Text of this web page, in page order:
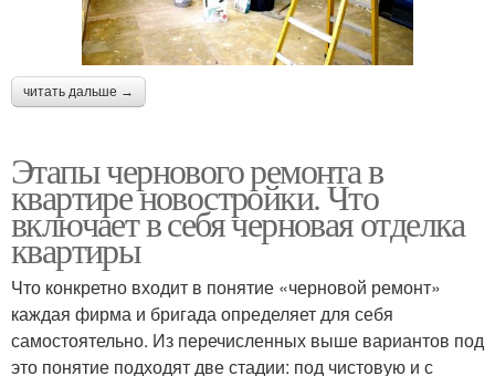
читать дальше →
Этапы чернового ремонта в
квартире новостройки. Что
включает в себя черновая отделка
квартиры
Что конкретно входит в понятие «черновой ремонт»
каждая фирма и бригада определяет для себя
самостоятельно. Из перечисленных выше вариантов под
это понятие подходят две стадии: под чистовую и с